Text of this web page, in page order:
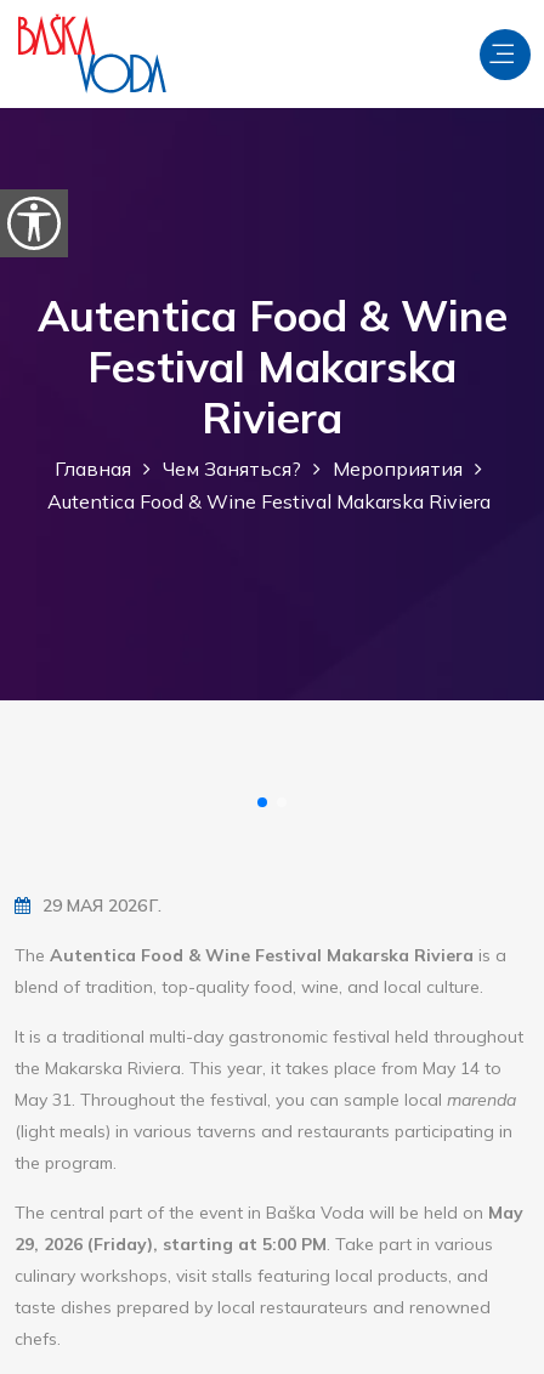
перейти к содержанию
Откройте параметры доступности
Autentica Food & Wine
Festival Makarska
Riviera
Главная Чем Заняться?
Мероприятия
Autentica Food & Wine Festival Makarska Riviera
29 МАЯ 2026 Г.
The Autentica Food & Wine Festival Makarska Riviera is a
blend of tradition, top-quality food, wine, and local culture.
It is a traditional multi-day gastronomic festival held throughout
the Makarska Riviera. This year, it takes place from May 14 to
May 31. Throughout the festival, you can sample local marenda
(light meals) in various taverns and restaurants participating in
the program.
The central part of the event in Baška Voda will be held on May
29, 2026 (Friday), starting at 5:00 PM. Take part in various
culinary workshops, visit stalls featuring local products, and
taste dishes prepared by local restaurateurs and renowned
chefs.